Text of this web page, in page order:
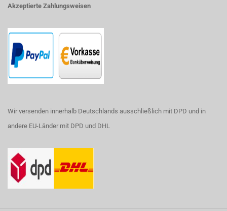
Akzeptierte Zahlungsweisen
Wir versenden innerhalb Deutschlands ausschließlich mit DPD und in
andere EU-Länder mit DPD und DHL